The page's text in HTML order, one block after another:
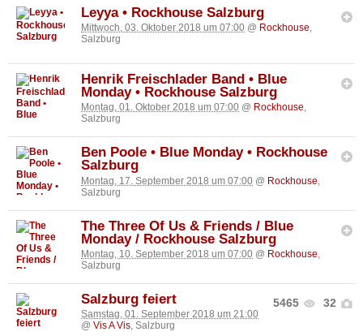
Leyya • Rockhouse Salzburg
Mittwoch, 03. Oktober 2018 um 07:00 @ Rockhouse,
Salzburg
Henrik Freischlader Band • Blue
Monday • Rockhouse Salzburg
Montag, 01. Oktober 2018 um 07:00 @ Rockhouse,
Salzburg
Ben Poole • Blue Monday • Rockhouse
Salzburg
Montag, 17. September 2018 um 07:00 @ Rockhouse
Salzburg
The Three Of Us & Friends / Blue
Monday / Rockhouse Salzburg
Montag, 10. September 2018 um 07:00 @ Rockhouse,
Salzburg
5465 32
Salzburg feiert
Samstag, 01. September 2018 um 21:00
@ Vis A Vis, Salzburg